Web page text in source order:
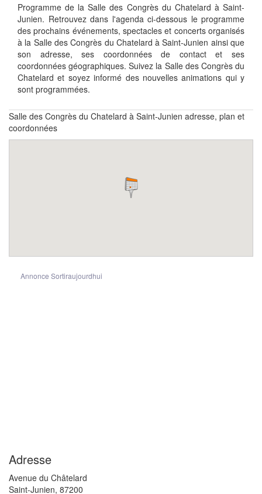
Programme de la Salle des Congrès du Chatelard à Saint-
Junien. Retrouvez dans l'agenda ci-dessous le programme
des prochains événements, spectacles et concerts organisés
à la Salle des Congrès du Chatelard à Saint-Junien ainsi que
son adresse, ses coordonnées de contact et ses
coordonnées géographiques. Suivez la Salle des Congrès du
Chatelard et soyez informé des nouvelles animations qui y
sont programmées.
Salle des Congrès du Chatelard à Saint-Junien adresse, plan et
coordonnées
Annonce Sortiraujourdhui
Adresse
Avenue du Châtelard
Saint-Junien, 87200